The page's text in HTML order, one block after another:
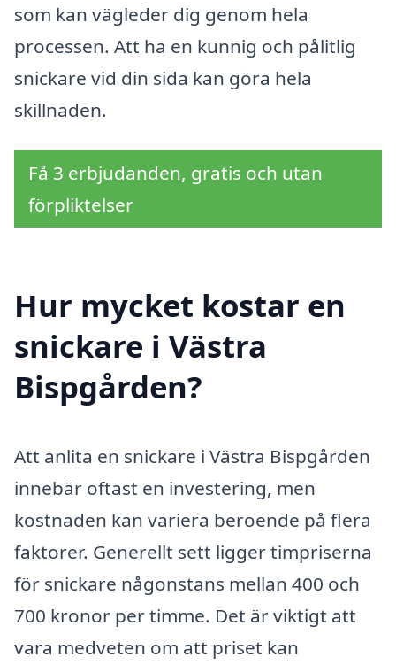
som kan vägleder dig genom hela
processen. Att ha en kunnig och pålitlig
snickare vid din sida kan göra hela
skillnaden.
Få 3 erbjudanden, gratis och utan
förpliktelser
Hur mycket kostar en
snickare i Västra
Bispgården?
Att anlita en snickare i Västra Bispgården
innebär oftast en investering, men
kostnaden kan variera beroende på flera
faktorer. Generellt sett ligger timpriserna
för snickare någonstans mellan 400 och
700 kronor per timme. Det är viktigt att
vara medveten om att priset kan